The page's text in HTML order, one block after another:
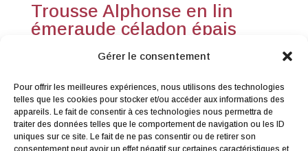
Gérer le consentement
Pour offrir les meilleures expériences, nous utilisons des technologies
telles que les cookies pour stocker et/ou accéder aux informations des
appareils. Le fait de consentir à ces technologies nous permettra de
traiter des données telles que le comportement de navigation ou les ID
uniques sur ce site. Le fait de ne pas consentir ou de retirer son
consentement peut avoir un effet négatif sur certaines caractéristiques et
Trousse Alphonse en lin
émeraude céladon épais